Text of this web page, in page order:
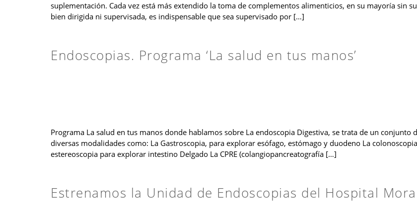
suplementación. Cada vez está más extendido la toma de complementos alimenticios, en su mayoría sin
bien dirigida ni supervisada, es indispensable que sea supervisado por […]
Endoscopias. Programa ‘La salud en tus manos’
Programa La salud en tus manos donde hablamos sobre La endoscopia Digestiva, se trata de un conjunto
diversas modalidades como: La Gastroscopia, para explorar esófago, estómago y duodeno La
estereoscopia para explorar intestino Delgado La CPRE (colangiopancreatografía […]
Estrenamos la Unidad de Endoscopias del Hospital